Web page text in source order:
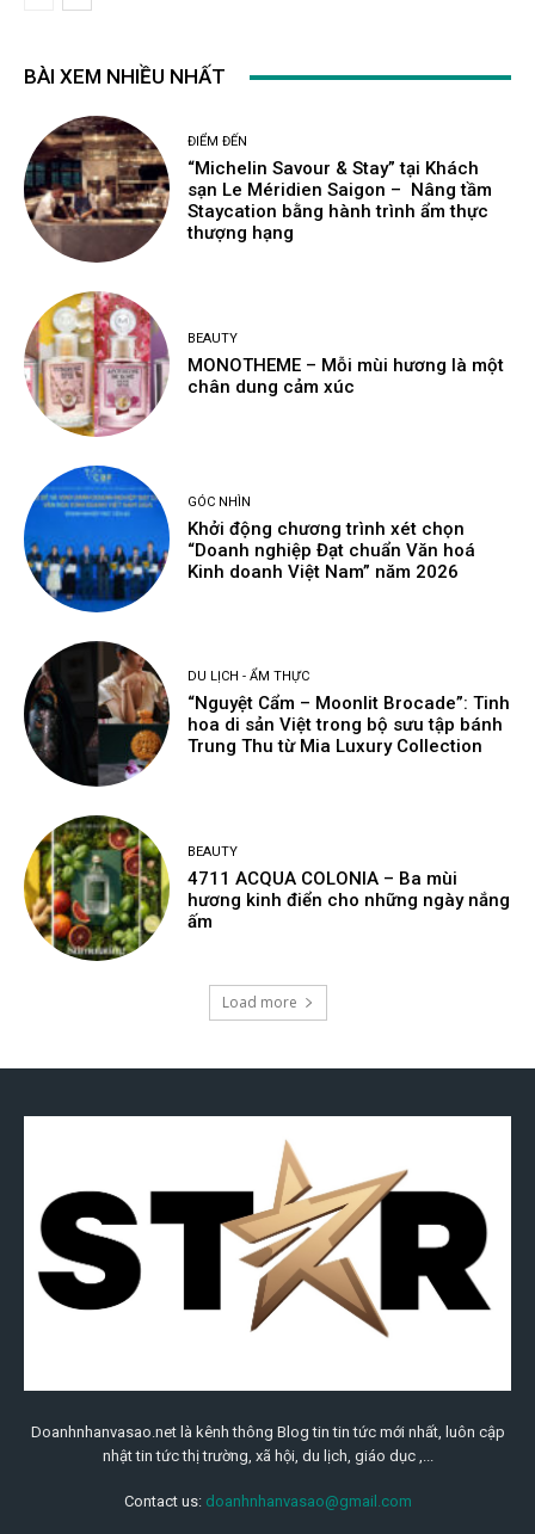
Doanhnhanvasao.net là kênh thông Blog tin tin tức mới nhất, luôn cập
nhật tin tức thị trường, xã hội, du lịch, giáo dục ,...
Contact us: doanhnhanvasao@gmail.com